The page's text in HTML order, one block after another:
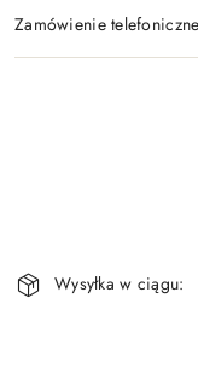
Zamówienie
Dostępność
Wysyłka w ciągu: